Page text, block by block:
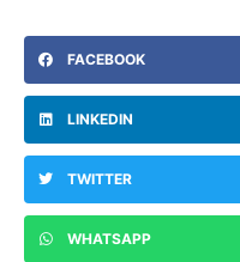
FACEBOOK
LINKEDIN
TWITTER
WHATSAPP